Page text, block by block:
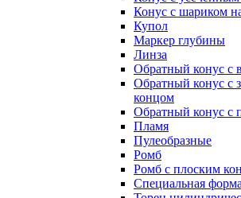
Конус с шариком
Купол
Маркер глубины
Линза
Обратный конус с
Обратный конус с
концом
Обратный конус с
Пламя
Пулеобразные
Ромб
Ромб с плоским
Специальная форма